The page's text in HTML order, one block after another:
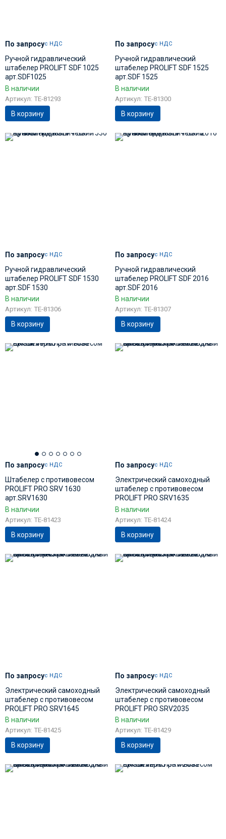
По запросус НДС
Ручной гидравлический
штабелер PROLIFT SDF 1025
арт.SDF1025
В наличии
Артикул: TE-81293
В корзину
По запросус НДС
Ручной гидравлический
штабелер PROLIFT SDF 1525
арт.SDF 1525
В наличии
Артикул: TE-81300
В корзину
По запросус НДС
Ручной гидравлический
штабелер PROLIFT SDF 1530
арт.SDF 1530
В наличии
Артикул: TE-81306
В корзину
По запросус НДС
Ручной гидравлический
штабелер PROLIFT SDF 2016
арт.SDF 2016
В наличии
Артикул: TE-81307
В корзину
По запросус НДС
Штабелер с противовесом
PROLIFT PRO SRV 1630
арт.SRV1630
В наличии
Артикул: TE-81423
В корзину
По запросус НДС
Электрический самоходный
штабелер с противовесом
PROLIFT PRO SRV1635
арт.SRV1635
В наличии
Артикул: TE-81424
В корзину
По запросус НДС
Электрический самоходный
штабелер с противовесом
PROLIFT PRO SRV1645
арт.SRV1645
В наличии
Артикул: TE-81425
В корзину
По запросус НДС
Электрический самоходный
штабелер с противовесом
PROLIFT PRO SRV2035
арт.SRV2035
В наличии
Артикул: TE-81429
В корзину